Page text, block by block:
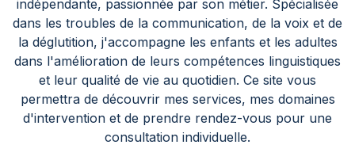
indépendante, passionnée par son métier. Spécialisée
dans les troubles de la communication, de la voix et de
la déglutition, j'accompagne les enfants et les adultes
dans l'amélioration de leurs compétences linguistiques
et leur qualité de vie au quotidien. Ce site vous
permettra de découvrir mes services, mes domaines
d'intervention et de prendre rendez-vous pour une
consultation individuelle.